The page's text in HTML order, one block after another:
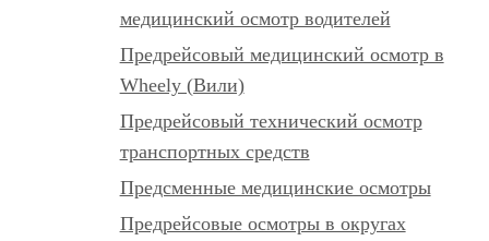
медицинский осмотр водителей
Предрейсовый медицинский осмотр в
Wheely (Вили)
Предрейсовый технический осмотр
транспортных средств
Предсменные медицинские осмотры
Предрейсовые осмотры в округах